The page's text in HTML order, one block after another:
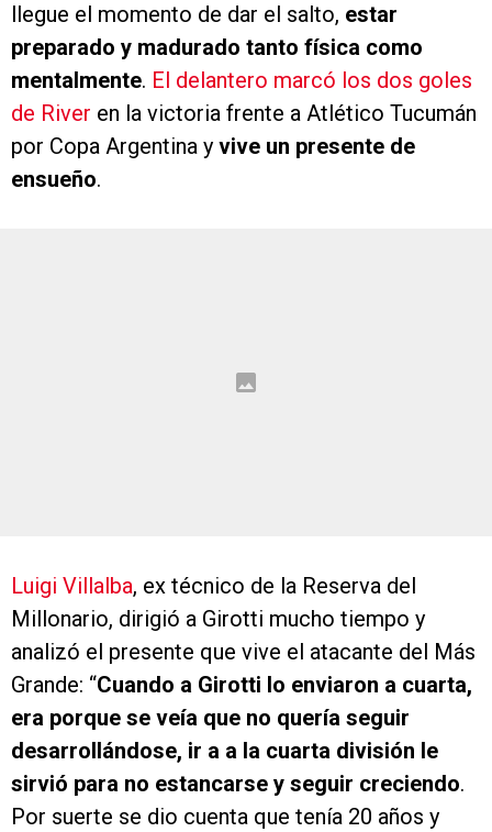
llegue el momento de dar el salto, estar
preparado y madurado tanto física como
mentalmente. El delantero marcó los dos goles
de River en la victoria frente a Atlético Tucumán
por Copa Argentina y vive un presente de
ensueño.
Luigi Villalba, ex técnico de la Reserva del
Millonario, dirigió a Girotti mucho tiempo y
analizó el presente que vive el atacante del Más
Grande: “Cuando a Girotti lo enviaron a cuarta,
era porque se veía que no quería seguir
desarrollándose, ir a a la cuarta división le
sirvió para no estancarse y seguir creciendo.
Por suerte se dio cuenta que tenía 20 años y